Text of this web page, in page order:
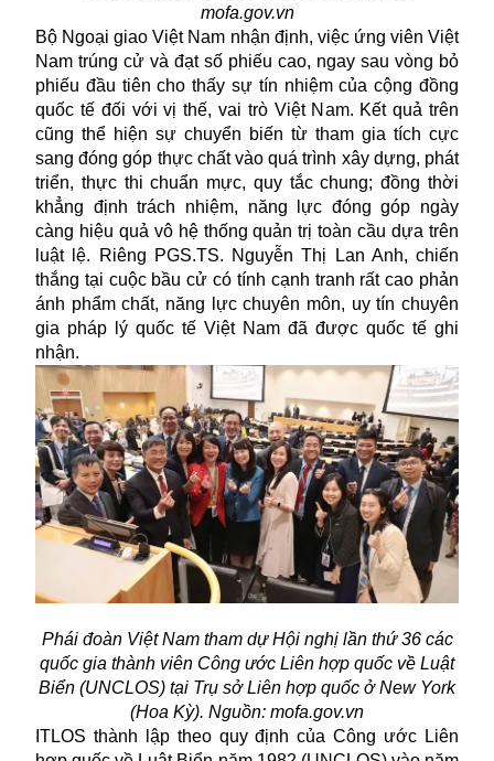
mofa.gov.vn
Bộ Ngoại giao Việt Nam nhận định, việc ứng viên Việt
Nam trúng cử và đạt số phiếu cao, ngay sau vòng bỏ
phiếu đầu tiên cho thấy sự tín nhiệm của cộng đồng
quốc tế đối với vị thế, vai trò Việt Nam. Kết quả trên
cũng thể hiện sự chuyển biến từ tham gia tích cực
sang đóng góp thực chất vào quá trình xây dựng, phát
triển, thực thi chuẩn mực, quy tắc chung; đồng thời
khẳng định trách nhiệm, năng lực đóng góp ngày
càng hiệu quả vô hệ thống quản trị toàn cầu dựa trên
luật lệ. Riêng PGS.TS. Nguyễn Thị Lan Anh, chiến
thắng tại cuộc bầu cử có tính cạnh tranh rất cao phản
ánh phẩm chất, năng lực chuyên môn, uy tín chuyên
gia pháp lý quốc tế Việt Nam đã được quốc tế ghi
nhận.
Phái đoàn Việt Nam tham dự Hội nghị lần thứ 36 các
quốc gia thành viên Công ước Liên hợp quốc về Luật
Biển (UNCLOS) tại Trụ sở Liên hợp quốc ở New York
(Hoa Kỳ). Nguồn: mofa.gov.vn
ITLOS thành lập theo quy định của Công ước Liên